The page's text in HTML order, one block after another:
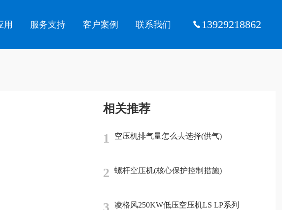
用 服务支持 客户案例 联系我们 13929218862
相关推荐
1 空压机排气量怎么去选择(供气)
2 螺杆空压机(核心保护控制措施)
凌格风250KW低压空压机LS LP系列